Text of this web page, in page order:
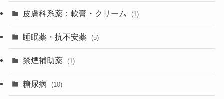
皮膚科系薬：軟膏・クリーム (1)
睡眠薬・抗不安薬 (5)
禁煙補助薬 (1)
糖尿病 (10)